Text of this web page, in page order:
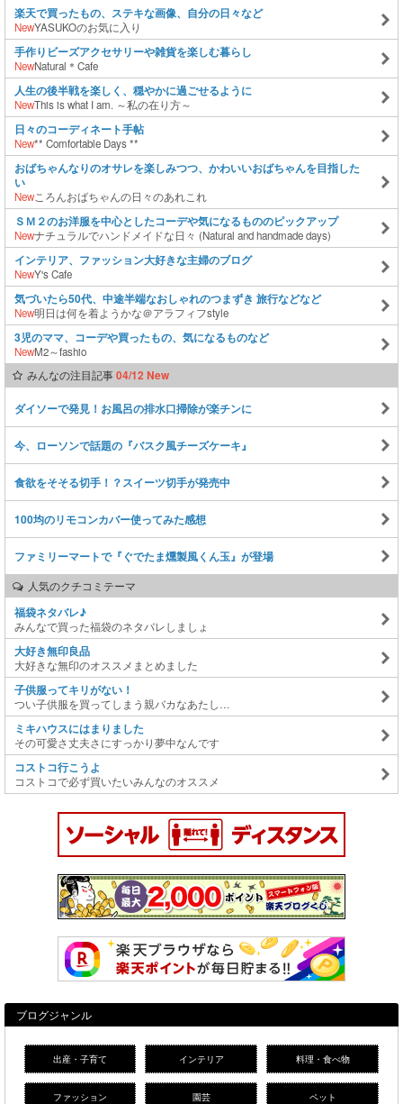
楽天で買ったもの、ステキな画像、自分の日々など
NewYASUKOのお気に入り
手作りビーズアクセサリーや雑貨を楽しむ暮らし
NewNatural＊Cafe
人生の後半戦を楽しく、穏やかに過ごせるように
NewThis is what I am. ～私の在り方～
日々のコーディネート手帖
New** Comfortable Days **
おばちゃんなりのオサレを楽しみつつ、かわいいおばちゃんを目指した
い
Newころんおばちゃんの日々のあれこれ
ＳＭ２のお洋服を中心としたコーデや気になるもののピックアップ
Newナチュラルでハンドメイドな日々 (Natural and handmade days)
インテリア、ファッション大好きな主婦のブログ
NewY's Cafe
気づいたら50代、中途半端なおしゃれのつまずき 旅行などなど
New明日は何を着ようかな＠アラフィフstyle
3児のママ、コーデや買ったもの、気になるものなど
NewM2～fashio
みんなの注目記事04/12 New
ダイソーで発見！お風呂の排水口掃除が楽チンに
今、ローソンで話題の『バスク風チーズケーキ』
食欲をそそる切手！？スイーツ切手が発売中
100均のリモコンカバー使ってみた感想
ファミリーマートで『ぐでたま燻製風くん玉』が登場
人気のクチコミテーマ
福袋ネタバレ♪
みんなで買った福袋のネタバレしましょ
大好き無印良品
大好きな無印のオススメまとめました
子供服ってキリがない！
つい子供服を買ってしまう親バカなあたし…
ミキハウスにはまりました
その可愛さ丈夫さにすっかり夢中なんです
コストコ行こうよ
コストコで必ず買いたいみんなのオススメ
ブログジャンル
出産・子育て インテリア 料理・食べ物
ファッション 園芸 ペット